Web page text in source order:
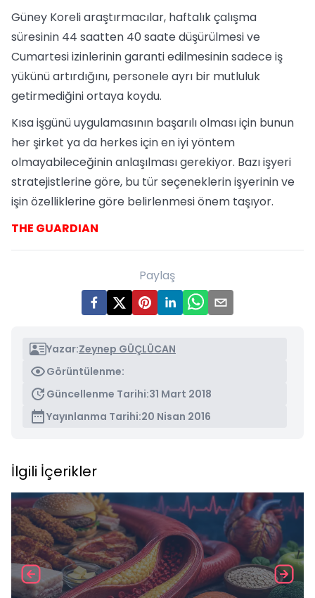
Güney Koreli araştırmacılar, haftalık çalışma
süresinin 44 saatten 40 saate düşürülmesi ve
Cumartesi izinlerinin garanti edilmesinin sadece iş
yükünü artırdığını, personele ayrı bir mutluluk
getirmediğini ortaya koydu.
Kısa işgünü uygulamasının başarılı olması için bunun
her şirket ya da herkes için en iyi yöntem
olmayabileceğinin anlaşılması gerekiyor. Bazı işyeri
stratejistlerine göre, bu tür seçeneklerin işyerinin ve
işin özelliklerine göre belirlenmesi önem taşıyor.
THE GUARDIAN
Paylaş
Yazar:Zeynep GÜÇLÜCAN
Görüntülenme:
Güncellenme Tarihi:31 Mart 2018
Yayınlanma Tarihi:20 Nisan 2016
İlgili İçerikler